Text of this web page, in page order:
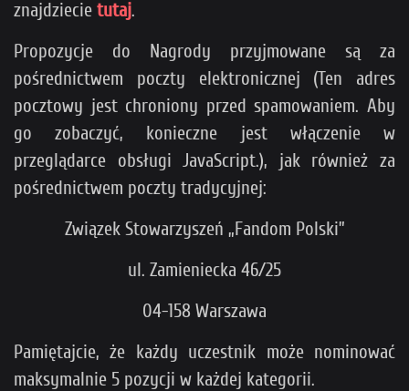
znajdziecie tutaj.
Propozycje do Nagrody przyjmowane są za
pośrednictwem poczty elektronicznej (Ten adres
pocztowy jest chroniony przed spamowaniem. Aby
go zobaczyć, konieczne jest włączenie w
przeglądarce obsługi JavaScript.), jak również za
pośrednictwem poczty tradycyjnej:
Związek Stowarzyszeń „Fandom Polski”
ul. Zamieniecka 46/25
04-158 Warszawa
Pamiętajcie, że każdy uczestnik może nominować
maksymalnie 5 pozycji w każdej kategorii.